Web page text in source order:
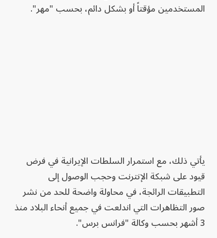
المستخدمين مؤقتاً أو بشكل دائم، بحسب "مهر".
يأتي ذلك، مع استمرار السلطات الإيرانية في فرض
قيود على شبكة الإنترنت وحجب الوصول إلى
التطبيقات الرائجة، في محاولة واضحة للحد من نشر
صور التظاهرات التي اندلعت في جميع أنحاء البلاد منذ
3 أشهر بحسب وكالة "فرانس برس".